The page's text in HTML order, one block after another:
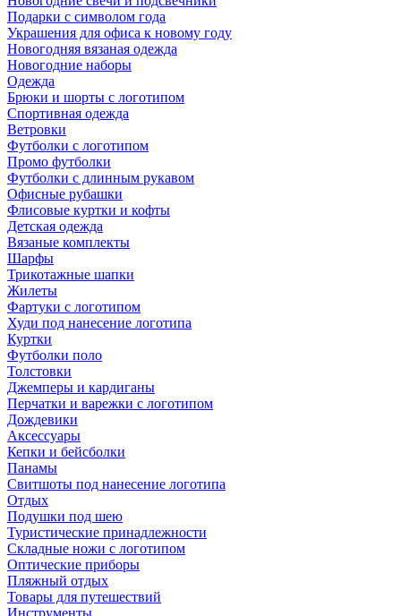
Подарки с символом года
Украшения для офиса к новому году
Новогодняя вязаная одежда
Новогодние наборы
Одежда
Брюки и шорты с логотипом
Спортивная одежда
Ветровки
Футболки с логотипом
Промо футболки
Футболки с длинным рукавом
Офисные рубашки
Флисовые куртки и кофты
Детская одежда
Вязаные комплекты
Шарфы
Трикотажные шапки
Жилеты
Фартуки с логотипом
Худи под нанесение логотипа
Куртки
Футболки поло
Толстовки
Джемперы и кардиганы
Перчатки и варежки с логотипом
Дождевики
Аксессуары
Кепки и бейсболки
Панамы
Свитшоты под нанесение логотипа
Отдых
Подушки под шею
Туристические принадлежности
Складные ножи с логотипом
Оптические приборы
Пляжный отдых
Товары для путешествий
Инструменты